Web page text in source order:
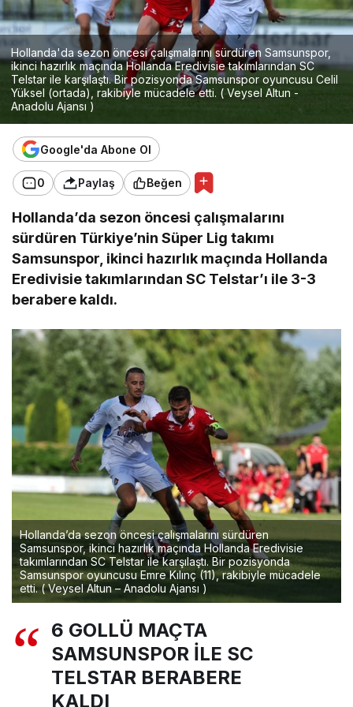
Hollanda'da sezon öncesi çalışmalarını sürdüren Samsunspor,
ikinci hazırlık maçında Hollanda Eredivisie takımlarından SC
Telstar ile karşılaştı. Bir pozisyonda Samsunspor oyuncusu Celil
Yüksel (ortada), rakibiyle mücadele etti. ( Veysel Altun -
Anadolu Ajansı )
Google'da Abone Ol
0 Paylaş Beğen
Hollanda’da sezon öncesi çalışmalarını
sürdüren Türkiye’nin Süper Lig takımı
Samsunspor, ikinci hazırlık maçında Hollanda
Eredivisie takımlarından SC Telstar’ı ile 3-3
berabere kaldı.
Hollanda’da sezon öncesi çalışmalarını sürdüren
Samsunspor, ikinci hazırlık maçında Hollanda Eredivisie
takımlarından SC Telstar ile karşılaştı. Bir pozisyonda
Samsunspor oyuncusu Emre Kılınç (11), rakibiyle mücadele
etti. ( Veysel Altun – Anadolu Ajansı )
6 GOLLÜ MAÇTA
SAMSUNSPOR İLE SC
TELSTAR BERABERE
KALDI